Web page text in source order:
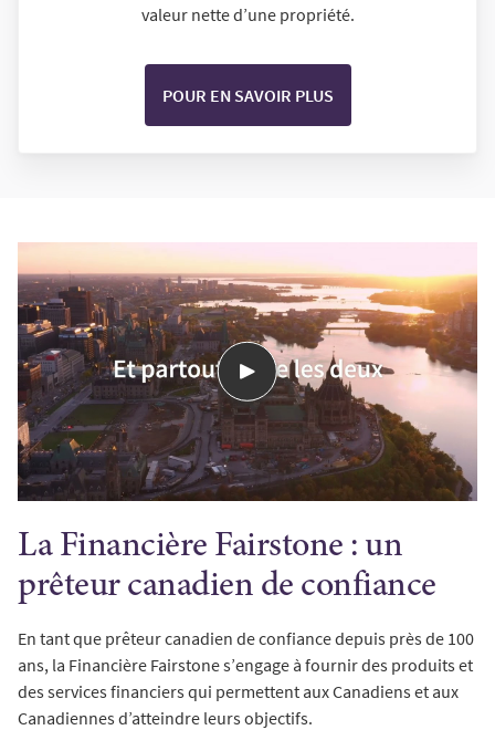
valeur nette d’une propriété.
POUR EN SAVOIR PLUS
La Financière Fairstone : un
prêteur canadien de confiance
En tant que prêteur canadien de confiance depuis près de 100
ans, la Financière Fairstone s’engage à fournir des produits et
des services financiers qui permettent aux Canadiens et aux
Canadiennes d’atteindre leurs objectifs.